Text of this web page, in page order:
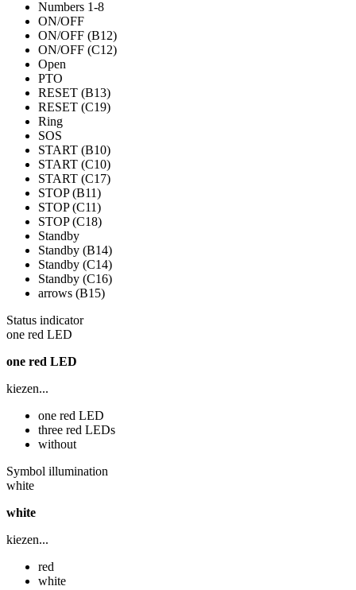
Numbers 1-8
ON/OFF
ON/OFF (B12)
ON/OFF (C12)
Open
PTO
RESET (B13)
RESET (C19)
Ring
SOS
START (B10)
START (C10)
START (C17)
STOP (B11)
STOP (C11)
STOP (C18)
Standby
Standby (B14)
Standby (C14)
Standby (C16)
arrows (B15)
Status indicator
one red LED
one red LED
kiezen...
one red LED
three red LEDs
without
Symbol illumination
white
white
kiezen...
red
white